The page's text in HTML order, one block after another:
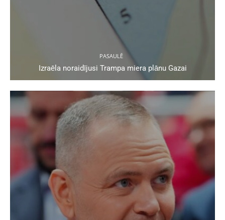
PASAULĒ
Izraēla noraidījusi Trampa miera plānu Gazai